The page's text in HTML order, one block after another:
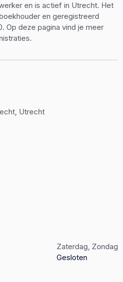
en is actief in Utrecht. Het
en geregistreerd
Op deze pagina vind je meer
Utrecht
Zaterdag, Zondag
Gesloten